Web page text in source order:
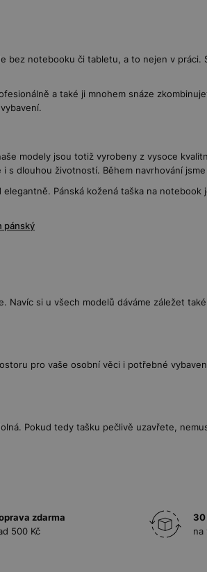
notebooku či tabletu, a to nejen v
a také ji mnohem snáze
modely jsou totiž vyrobeny z vysoce
dlouhou životností. Během navrhování
Pánská kožená taška na
pánský
si u všech modelů dáváme záležet
pro vaše osobní věci i potřebné
Pokud tedy tašku pečlivě uzavřete,
zdarma
500 Kč
30
na